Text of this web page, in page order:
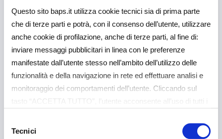
Questo sito baps.it utilizza cookie tecnici sia di prima parte
che di terze parti e potrà, con il consenso dell’utente, utilizzare
anche cookie di profilazione, anche di terze parti, al fine di:
inviare messaggi pubblicitari in linea con le preferenze
manifestate dall’utente stesso nell’ambito dell’utilizzo delle
funzionalità e della navigazione in rete ed effettuare analisi e
monitoraggio dei comportamenti dell’utente. Cliccando sul
tasto “ACCETTA TUTTO”, l’utente acconsente all’uso di tutti i
analitici. Il consenso è facoltativo e può essere revocato in
delTecnici